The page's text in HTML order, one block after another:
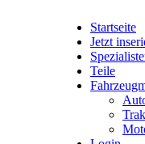
Startseite
Jetzt
Teile